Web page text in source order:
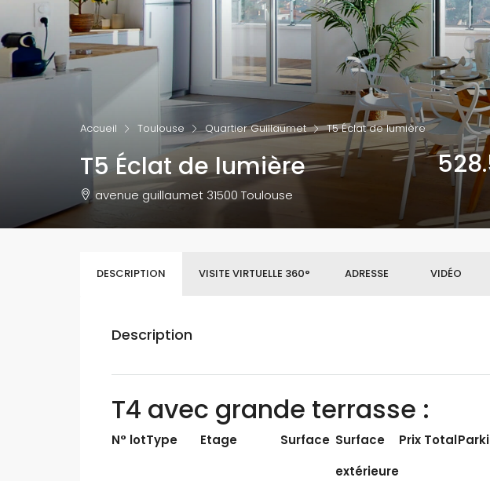
Accueil Toulouse Quartier Guillaumet T5 Éclat de lumière
T5 Éclat de lumière
avenue guillaumet 31500 Toulouse
DESCRIPTION VISITE VIRTUELLE 360° ADRESSE VIDÉO
Description
T4 avec grande terrasse :
N° lotType Etage Surface Surface
extérieure
Prix Total